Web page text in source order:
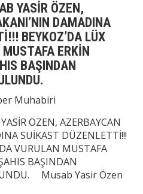
YASİR ÖZEN,
DAMADINA
BEYKOZ’DA LÜX
ERKİN
BAŞINDAN
Muhabiri
ÖZEN, AZERBAYCAN
SUİKAST DÜZENLETTİ!!!
VURULAN MUSTAFA
BAŞINDAN
Musab Yasir Özen